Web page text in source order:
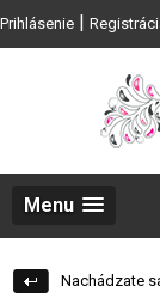
Prihlásenie |
Menu
Nachádzate